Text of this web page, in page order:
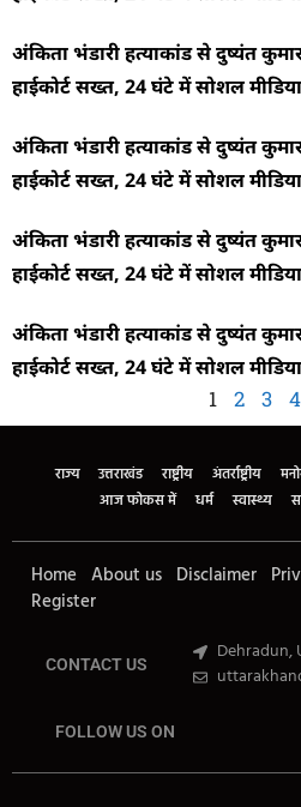
अंकिता भंडारी हत्याकांड से दुष्यंत
हाईकोर्ट सख्त, 24 घंटे में सोशल
अंकिता भंडारी हत्याकांड से दुष्यंत
हाईकोर्ट सख्त, 24 घंटे में सोशल
अंकिता भंडारी हत्याकांड से दुष्यंत
हाईकोर्ट सख्त, 24 घंटे में सोशल
अंकिता भंडारी हत्याकांड से दुष्यंत
हाईकोर्ट सख्त, 24 घंटे में सोशल
1 2 3 4
राज्य उत्तराखंड राष्ट्रीय अंतर्राष्ट्रीय
आज फोकस में
धर्म स्वास्थ्य
Home About us Disclaimer
Register
CONTACT US
Dehradun,
FOLLOW US ON